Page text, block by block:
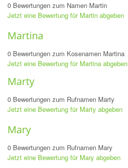
0 Bewertungen zum Namen Martin
Jetzt eine Bewertung für Martin abgeben
Martina
0 Bewertungen zum Kosenamen Martina
Jetzt eine Bewertung für Martina abgeben
Marty
0 Bewertungen zum Rufnamen Marty
Jetzt eine Bewertung für Marty abgeben
Mary
0 Bewertungen zum Rufnamen Mary
Jetzt eine Bewertung für Mary abgeben